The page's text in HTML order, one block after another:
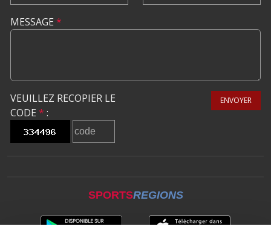
MESSAGE *
VEUILLEZ RECOPIER LE
CODE * :
ENVOYER
SPORTSREGIONS